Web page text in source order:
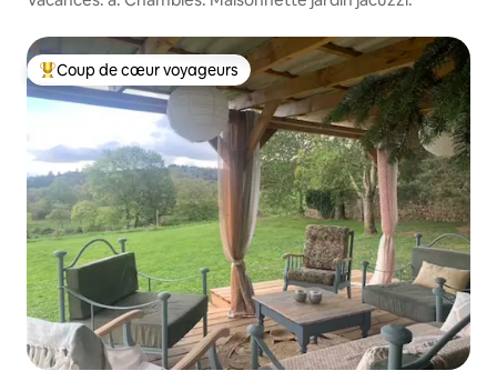
Coups de cœur voyageurs les plus appréciés
Coup de cœur voyageurs